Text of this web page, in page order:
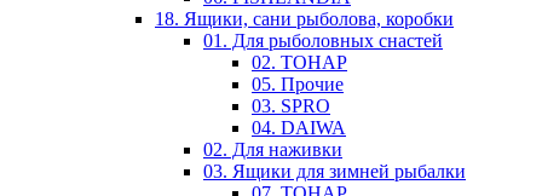
18. Ящики, сани рыболова, коробки
01. Для рыболовных снастей
02. ТОНАР
05. Прочие
03. SPRO
04. DAIWA
02. Для наживки
03. Ящики для зимней рыбалки